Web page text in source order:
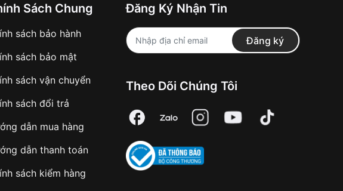
Sách Chung
sách bảo hành
sách bảo mật
sách vận chuyển
sách đổi trả
dẫn mua hàng
dẫn thanh toán
sách kiểm hàng
Đăng Ký Nhận Tin
Đăng ký
Theo Dõi Chúng Tôi